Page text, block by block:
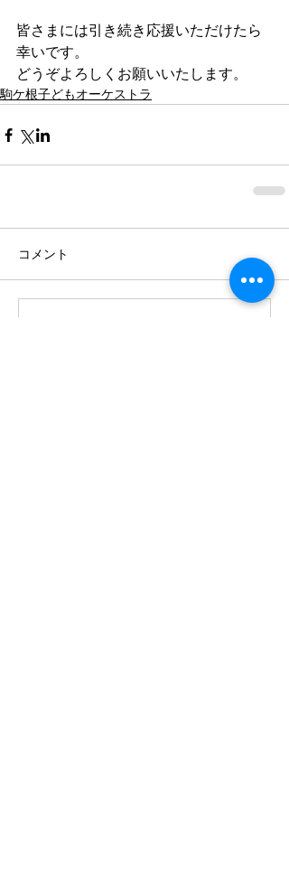
皆さまには引き続き応援いただけたら
幸いです。
どうぞよろしくお願いいたします。
駒ケ根子どもオーケストラ
コメント